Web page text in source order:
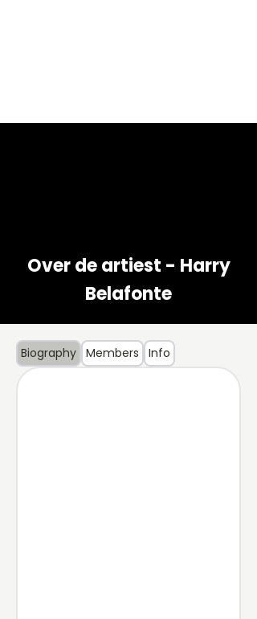
Over de artiest - Harry
Belafonte
Biography Members Info